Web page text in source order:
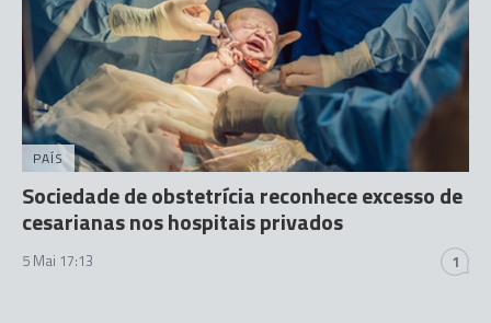
PAÍS
Sociedade de obstetrícia reconhece excesso de
cesarianas nos hospitais privados
5 Mai 17:13 1